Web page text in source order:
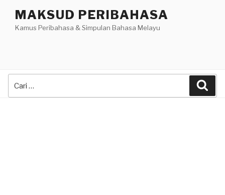
content
MAKSUD PERIBAHASA
Kamus Peribahasa & Simpulan Bahasa Melayu